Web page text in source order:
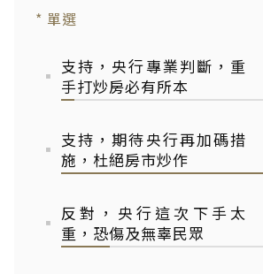
* 單選
支持，央行專業判斷，重
手打炒房必有所本
支持，期待央行再加碼措
施，杜絕房市炒作
反對，央行這次下手太
重，恐傷及無辜民眾